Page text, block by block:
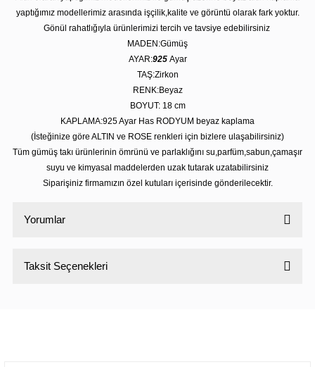
yaptığımız modellerimiz arasında işçilik,kalite ve görüntü olarak fark yoktur.
Gönül rahatlığıyla ürünlerimizi tercih ve tavsiye edebilirsiniz
MADEN:Gümüş
AYAR:925 Ayar
TAŞ:Zirkon
RENK:Beyaz
BOYUT: 18 cm
KAPLAMA:925 Ayar Has RODYUM beyaz kaplama
(İsteğinize göre ALTIN ve ROSE renkleri için bizlere ulaşabilirsiniz)
Tüm gümüş takı ürünlerinin ömrünü ve parlaklığını su,parfüm,sabun,çamaşır
suyu ve kimyasal maddelerden uzak tutarak uzatabilirsiniz
Siparişiniz firmamızın özel kutuları içerisinde gönderilecektir.
Yorumlar
Taksit Seçenekleri